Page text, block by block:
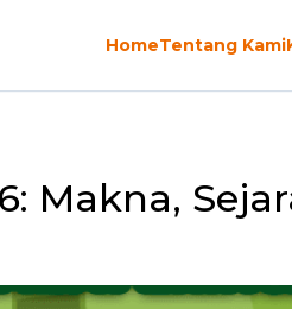
HomeTentang Kami
Makna,